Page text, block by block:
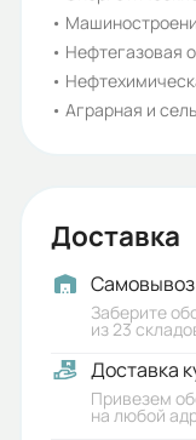
30
Вес (кг):
600
•
• Нефтегазовая
•
• Аграрная и
Доставка
Самовывоз
Заберите
из 23
Доставка
Привезем
на любой